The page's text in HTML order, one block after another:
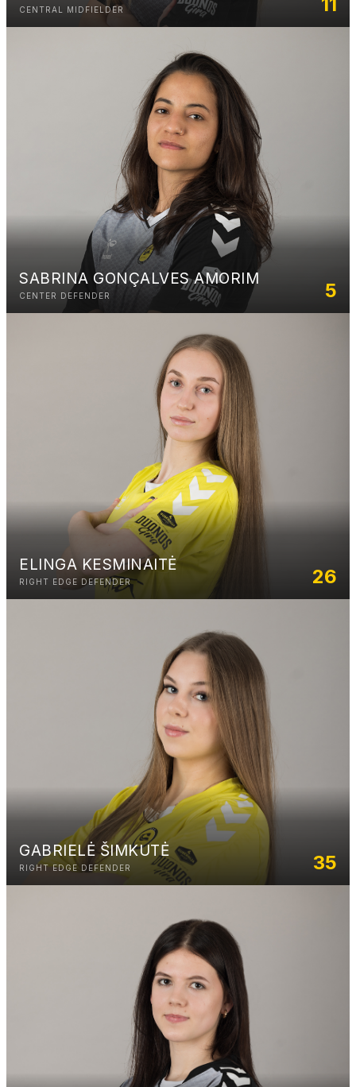
CENTRAL MIDFIELDER
SABRINA GONÇALVES AMORIM
CENTER DEFENDER 5
ELINGA KESMINAITĖ
RIGHT EDGE DEFENDER 26
GABRIELĖ ŠIMKUTĖ
RIGHT EDGE DEFENDER 35